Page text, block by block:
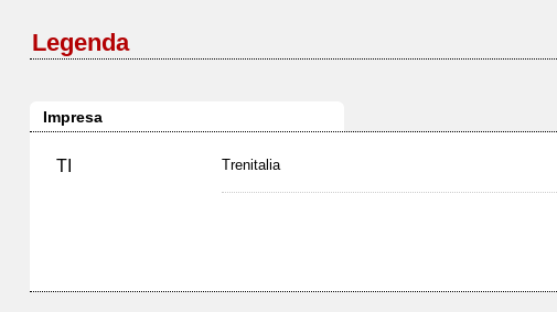
Legenda
Impresa
TI Trenitalia